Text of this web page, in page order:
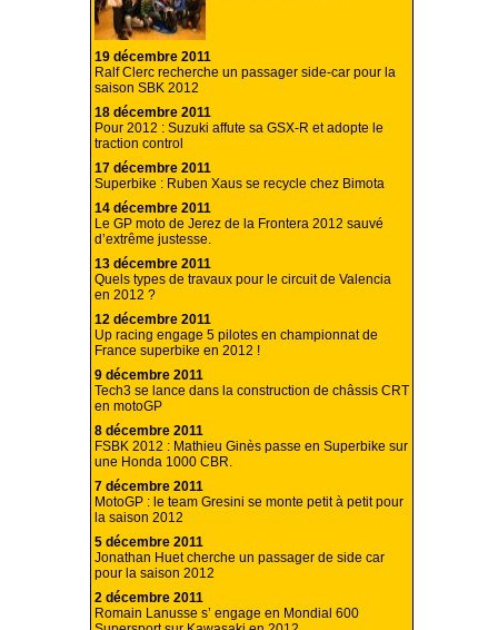
19 décembre 2011
Ralf Clerc recherche un passager side-car pour la
saison SBK 2012
18 décembre 2011
Pour 2012 : Suzuki affute sa GSX-R et adopte le
traction control
17 décembre 2011
Superbike : Ruben Xaus se recycle chez Bimota
14 décembre 2011
Le GP moto de Jerez de la Frontera 2012 sauvé
d’extrême justesse.
13 décembre 2011
Quels types de travaux pour le circuit de Valencia
en 2012 ?
12 décembre 2011
Up racing engage 5 pilotes en championnat de
France superbike en 2012 !
9 décembre 2011
Tech3 se lance dans la construction de châssis CRT
en motoGP
8 décembre 2011
FSBK 2012 : Mathieu Ginès passe en Superbike sur
une Honda 1000 CBR.
7 décembre 2011
MotoGP : le team Gresini se monte petit à petit pour
la saison 2012
5 décembre 2011
Jonathan Huet cherche un passager de side car
pour la saison 2012
2 décembre 2011
Romain Lanusse s’ engage en Mondial 600